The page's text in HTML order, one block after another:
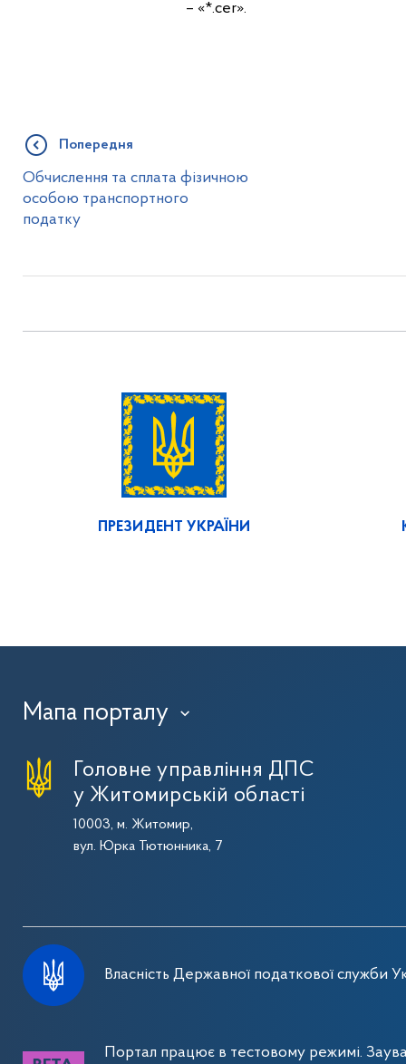
– «*.cer».
Попередня
Обчислення та сплата фізичною
особою транспортного
податку
ПРЕЗИДЕНТ УКРАЇНИ
Мапа порталу ›
Головне управління ДПС
у Житомирській області
10003, м. Житомир,
вул. Юрка Тютюнника, 7
Власність Державної податкової служби
Портал працює в тестовому режимі.